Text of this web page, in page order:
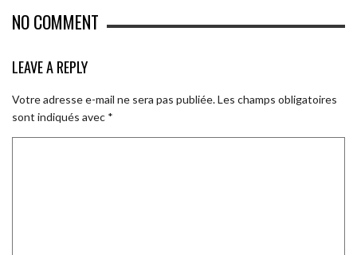
NO COMMENT
LEAVE A REPLY
Votre adresse e-mail ne sera pas publiée.Les champs obligatoires
sont indiqués avec *